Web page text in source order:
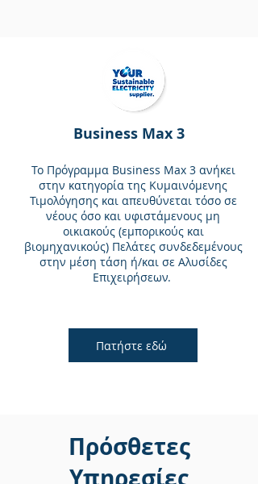
Business Max 3
Το Πρόγραμμα Business Max 3 ανήκει
στην κατηγορία της Κυμαινόμενης
Τιμολόγησης και απευθύνεται τόσο σε
νέους όσο και υφιστάμενους μη
οικιακούς (εμπορικούς και
βιομηχανικούς) Πελάτες συνδεδεμένους
στην μέση τάση ή/και σε Αλυσίδες
Επιχειρήσεων.
Πατήστε εδώ
Πρόσθετες